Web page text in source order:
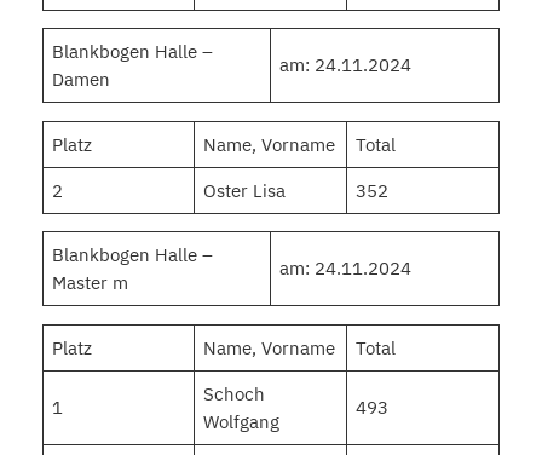
Blankbogen Halle –
Damen
am: 24.11.2024
Platz Name, Vorname
Total
2
Oster Lisa 352
Blankbogen Halle –
Master m
am: 24.11.2024
Platz Name, Vorname Total
1
Schoch
Wolfgang
493